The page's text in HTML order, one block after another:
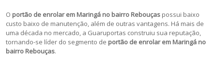
O portão de enrolar em Maringá no bairro Rebouças possui baixo
custo baixo de manutenção, além de outras vantagens. Há mais de
uma década no mercado, a Guaruportas construiu sua reputação,
tornando-se líder do segmento de portão de enrolar em Maringá no
bairro Rebouças.